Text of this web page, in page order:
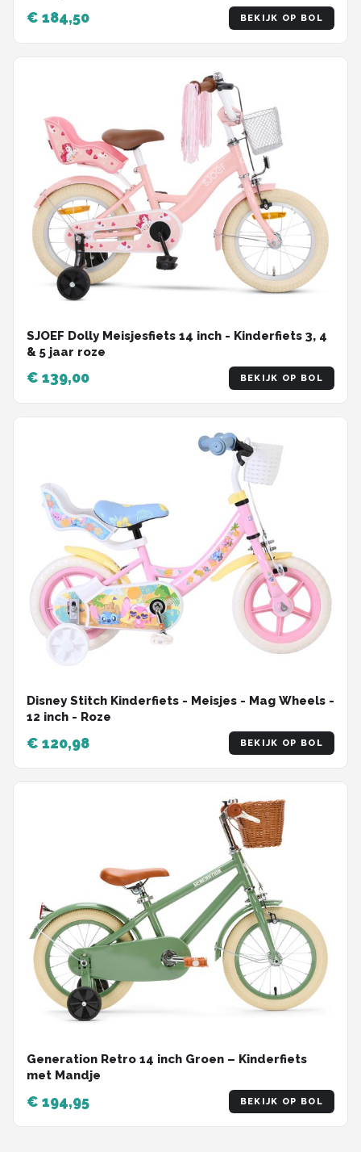
€ 184,50 BEKIJK OP BOL
SJOEF Dolly Meisjesfiets 14 inch - Kinderfiets 3, 4
& 5 jaar roze
€ 139,00 BEKIJK OP BOL
Disney Stitch Kinderfiets - Meisjes - Mag Wheels -
12 inch - Roze
€ 120,98 BEKIJK OP BOL
Generation Retro 14 inch Groen – Kinderfiets
met Mandje
€ 194,95 BEKIJK OP BOL